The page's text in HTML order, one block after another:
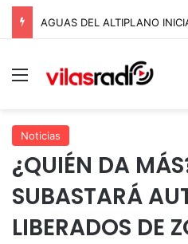
Menú
Noticias
¿QUIÉN DA
SUBASTARÁ
LIBERADOS DE